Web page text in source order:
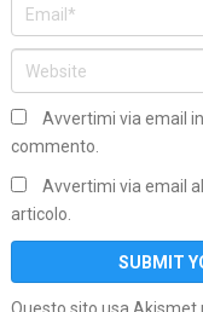
Avvertimi via email
commento.
Avvertimi via email
articolo.